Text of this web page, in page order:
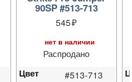
90SP #513-713
545
нет в наличии
Распродано
Цвет #513-713